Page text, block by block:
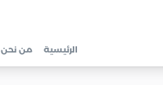
الرئيسية من نحن